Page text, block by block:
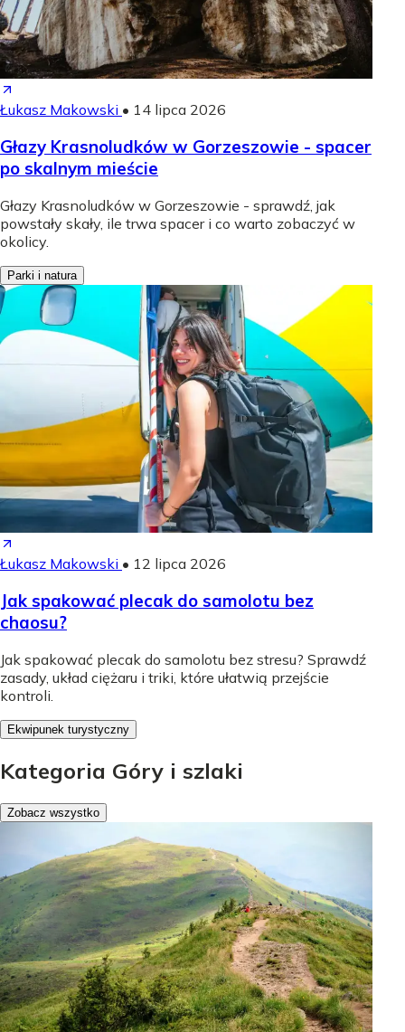
Łukasz Makowski • 14 lipca 2026
Głazy Krasnoludków w Gorzeszowie - spacer
po skalnym mieście
Głazy Krasnoludków w Gorzeszowie - sprawdź, jak
powstały skały, ile trwa spacer i co warto zobaczyć w
okolicy.
Parki i natura
Łukasz Makowski • 12 lipca 2026
Jak spakować plecak do samolotu bez
chaosu?
Jak spakować plecak do samolotu bez stresu? Sprawdź
zasady, układ ciężaru i triki, które ułatwią przejście
kontroli.
Ekwipunek turystyczny
Kategoria Góry i szlaki
Zobacz wszystko